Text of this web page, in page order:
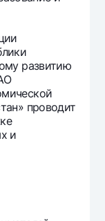
данных
развитию
проводит
и